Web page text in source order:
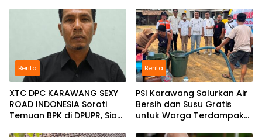
Tingkat Nasional
Berita
XTC DPC KARAWANG SEXY
ROAD INDONESIA Soroti
Temuan BPK di DPUPR, Siap
Berita
PSI Karawang Salurkan Air
Bersih dan Susu Gratis
untuk Warga Terdampak